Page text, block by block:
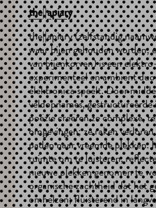
the||apiary
the||apiary (zelfstandig
waar bijen gehouden worden;
van bijenkorven) is een
experimenteel en ambient
elektronica speelt. Door
veldopnames,
poëzie creëren ze complexe,
omgevingen; ze raken
paden naar vreemde plekken.
ruimte om te luisteren,
nieuwe plekken genomen te
organische zachtheid dat het
omhelzen; fluisterend in